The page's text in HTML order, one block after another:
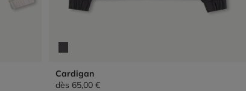
Cardigan
dès 65,00 €